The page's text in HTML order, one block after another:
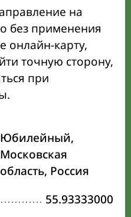
на
без применения
онлайн-карту,
точную сторону,
при
Юбилейный,
Московская
область, Россия
55.93333000